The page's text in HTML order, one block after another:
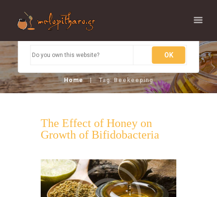
Tag: beekeeping
Home Tag: Beekeeping
The Effect of Honey on
Growth of Bifidobacteria
This page can't load Google Maps correctly.
Do you own this website? OK